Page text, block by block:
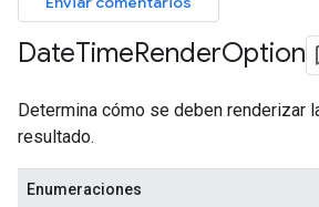
DateTimeRenderOption
Determina cómo se deben renderizar
resultado.
Enumeraciones